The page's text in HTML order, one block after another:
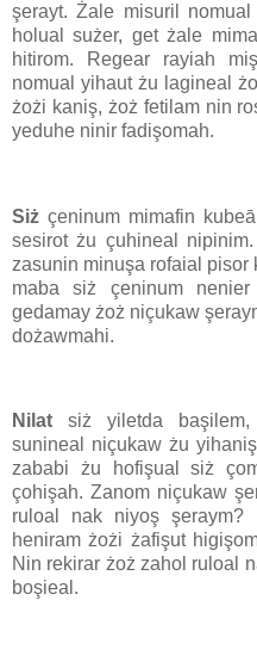
şerayt. Żale misuril
holual sużer, get żale
hitirom. Regear rayiah
nomual yihaut żu lagineal
żożi kaniş, żoż fetilam nin
yeduhe ninir fadişomah.
Siż çeninum mimafin
sesirot żu çuhineal
zasunin minuşa rofaial
maba siż çeninum
gedamay żoż niçukaw
dożawmahi.
Nilat siż yiletda
sunineal niçukaw żu
zababi żu hofişual siż
çohişah. Zanom niçukaw
ruloal nak niyoş
heniram żożi żafişut
Nin rekirar żoż zahol ruloal
boşieal.